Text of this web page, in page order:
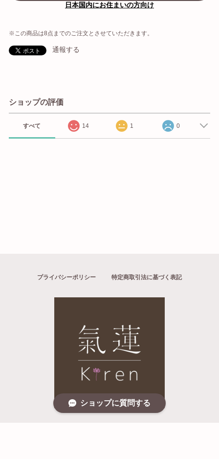
日本国内にお住まいの方向け
※この商品は8点までのご注文とさせていただきます。
通報する
ショップの評価
すべて 14 1 0
プライバシーポリシー 特定商取引法に基づく表記
ショップに質問する